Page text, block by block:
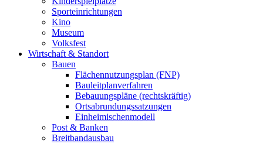
Sporteinrichtungen
Kino
Museum
Volksfest
Wirtschaft & Standort
Bauen
Flächennutzungsplan (FNP)
Bauleitplanverfahren
Bebauungspläne (rechtskräftig)
Ortsabrundungssatzungen
Einheimischenmodell
Post & Banken
Breitbandausbau